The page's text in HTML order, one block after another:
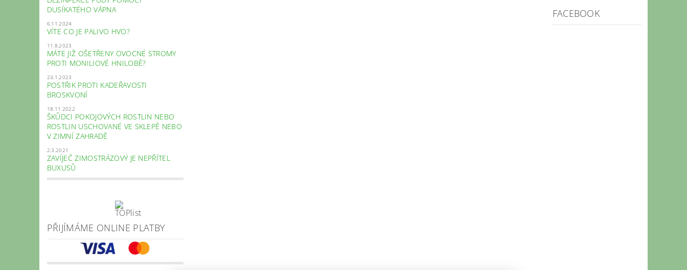
DUSÍKATÉHO VÁPNA
6.11.2024
VÍTE CO JE PALIVO HVO?
11.8.2023
MÁTE JIŽ OŠETŘENY OVOCNÉ STROMY
PROTI MONILIOVÉ HNILOBĚ?
23.1.2023
POSTŘIK PROTI KADEŘAVOSTI
BROSKVONÍ
18.11.2022
ŠKŮDCI POKOJOVÝCH ROSTLIN NEBO
ROSTLIN USCHOVANÉ VE SKLEPĚ NEBO
V ZIMNÍ ZAHRADĚ
2.3.2021
ZAVÍJEČ ZIMOSTRÁZOVÝ JE NEPŘÍTEL
BUXUSŮ
PŘIJÍMÁME ONLINE PLATBY
FACEBOOK